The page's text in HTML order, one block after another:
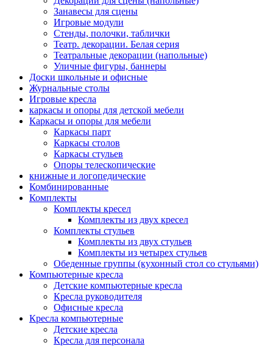
Занавесы для сцены
Игровые модули
Стенды, полочки, таблички
Театр. декорации. Белая серия
Театральные декорации (напольные)
Уличные фигуры, баннеры
Доски школьные и офисные
Журнальные столы
Игровые кресла
каркасы и опоры для детской мебели
Каркасы и опоры для мебели
Каркасы парт
Каркасы столов
Каркасы стульев
Опоры телескопические
книжные и логопедические
Комбинированные
Комплекты
Комплекты кресел
Комплекты из двух кресел
Комплекты стульев
Комплекты из двух стульев
Комплекты из четырех стульев
Обеденные группы (кухонный стол со стульями)
Компьютерные кресла
Детские компьютерные кресла
Кресла руководителя
Офисные кресла
Кресла компьютерные
Детские кресла
Кресла для персонала